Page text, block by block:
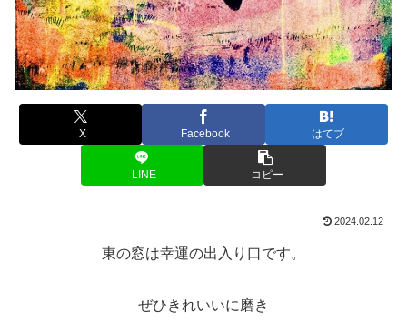
X Facebook はてブ
LINE コピー
2024.02.12
東の窓は幸運の出入り口です。
ぜひきれいいに磨き